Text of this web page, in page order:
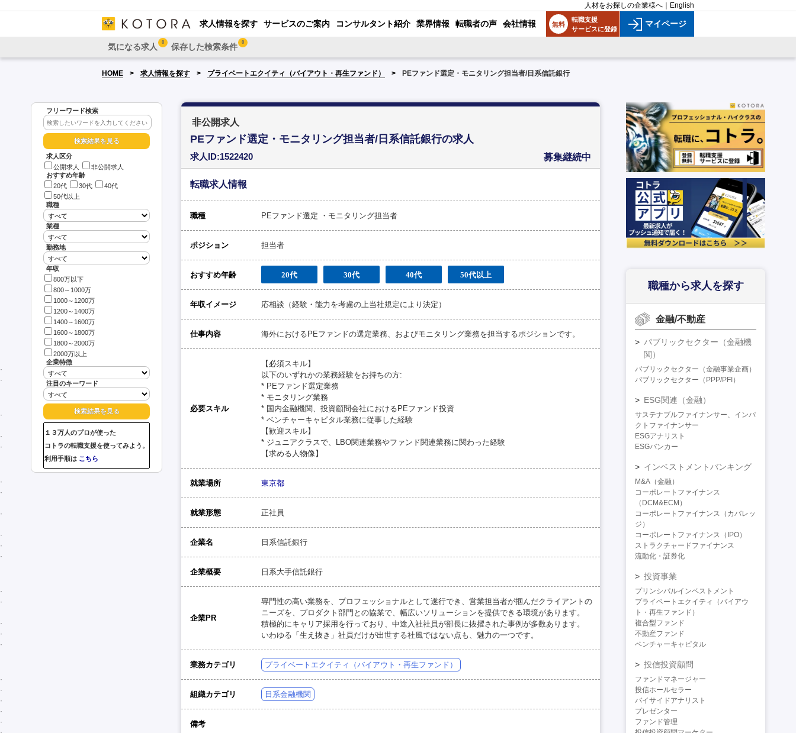
人材をお探しの企業様へ English
求人情報を探す サービスのご案内 コンサルタント紹介 業界情報 転職者の声 会社情報 無料
転職支援
サービスに登録
マイページ
気になる求人 0 保存した検索条件 0
HOME 求人情報を探す プライベートエクイティ（バイアウト・再生ファンド） PEファンド選定・モニタリング担当者/日系信託銀行
フリーワード検索
求人区分
公開求人
非公開求人
おすすめ年齢
20代
30代
40代
50代以上
職種
業種
勤務地
年収
800万以下
800～1000万
1000～1200万
1200～1400万
1400～1600万
1600～1800万
1800～2000万
2000万以上
企業特徴
注目のキーワード
１３万人のプロが使った
コトラの転職支援を使ってみよう。
利用手順は こちら
非公開求人
PEファンド選定・モニタリング担当者/日系信託銀行の求人
求人ID:1522420 募集継続中
転職求人情報
職種 PEファンド選定 ・モニタリング担当者
ポジション 担当者
おすすめ年齢 20代 30代 40代 50代以上
年収イメージ 応相談（経験・能力を考慮の上当社規定により決定）
仕事内容 海外におけるPEファンドの選定業務、およびモニタリング業務を担当するポジションです。
必要スキル
【必須スキル】
以下のいずれかの業務経験をお持ちの方:
* PEファンド選定業務
* モニタリング業務
* 国内金融機関、投資顧問会社におけるPEファンド投資
* ベンチャーキャピタル業務に従事した経験
【歓迎スキル】
* ジュニアクラスで、LBO関連業務やファンド関連業務に関わった経験
【求める人物像】
就業場所 東京都
就業形態 正社員
企業名 日系信託銀行
企業概要 日系大手信託銀行
企業PR
専門性の高い業務を、プロフェッショナルとして遂行でき、営業担当者が掴んだクライアントの
ニーズを、プロダクト部門との協業で、幅広いソリューションを提供できる環境があります。
積極的にキャリア採用を行っており、中途入社社員が部長に抜擢された事例が多数あります。
いわゆる「生え抜き」社員だけが出世する社風ではない点も、魅力の一つです。
業務カテゴリ プライベートエクイティ（バイアウト・再生ファンド）
組織カテゴリ 日系金融機関
備考
職種から求人を探す
金融/不動産
パブリックセクター（金融機
関）
パブリックセクター（金融事業企画）
パブリックセクター（PPP/PFI）
ESG関連（金融）
サステナブルファイナンサー、インパ
クトファイナンサー
ESGアナリスト
ESGバンカー
インベストメントバンキング
M&A（金融）
コーポレートファイナンス
（DCM&ECM）
コーポレートファイナンス（カバレッ
ジ）
コーポレートファイナンス（IPO）
ストラクチャードファイナンス
流動化・証券化
投資事業
プリンシパルインベストメント
プライベートエクイティ（バイアウ
ト・再生ファンド）
複合型ファンド
不動産ファンド
ベンチャーキャピタル
投信投資顧問
ファンドマネージャー
投信ホールセラー
バイサイドアナリスト
プレゼンター
ファンド管理